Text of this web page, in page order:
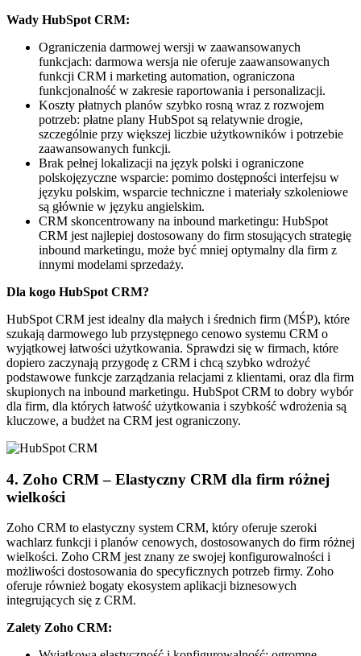
Wady HubSpot CRM:
Ograniczenia darmowej wersji w zaawansowanych
funkcjach: darmowa wersja nie oferuje zaawansowanych
funkcji CRM i marketing automation, ograniczona
funkcjonalność w zakresie raportowania i personalizacji.
Koszty płatnych planów szybko rosną wraz z rozwojem
potrzeb: płatne plany HubSpot są relatywnie drogie,
szczególnie przy większej liczbie użytkowników i potrzebie
zaawansowanych funkcji.
Brak pełnej lokalizacji na język polski i ograniczone
polskojęzyczne wsparcie: pomimo dostępności interfejsu w
języku polskim, wsparcie techniczne i materiały szkoleniowe
są głównie w języku angielskim.
CRM skoncentrowany na inbound marketingu: HubSpot
CRM jest najlepiej dostosowany do firm stosujących strategię
inbound marketingu, może być mniej optymalny dla firm z
innymi modelami sprzedaży.
Dla kogo HubSpot CRM?
HubSpot CRM jest idealny dla małych i średnich firm (MŚP), które
szukają darmowego lub przystępnego cenowo systemu CRM o
wyjątkowej łatwości użytkowania. Sprawdzi się w firmach, które
dopiero zaczynają przygodę z CRM i chcą szybko wdrożyć
podstawowe funkcje zarządzania relacjami z klientami, oraz dla firm
skupionych na inbound marketingu. HubSpot CRM to dobry wybór
dla firm, dla których łatwość użytkowania i szybkość wdrożenia są
kluczowe, a budżet na CRM jest ograniczony.
4. Zoho CRM – Elastyczny CRM dla firm różnej
wielkości
Zoho CRM to elastyczny system CRM, który oferuje szeroki
wachlarz funkcji i planów cenowych, dostosowanych do firm różnej
wielkości. Zoho CRM jest znany ze swojej konfigurowalności i
możliwości dostosowania do specyficznych potrzeb firmy. Zoho
oferuje również bogaty ekosystem aplikacji biznesowych
integrujących się z CRM.
Zalety Zoho CRM: